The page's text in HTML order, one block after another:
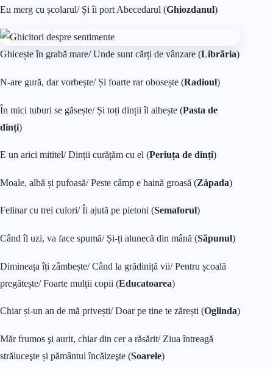
Eu merg cu școlarul/ Și îi port Abecedarul (Ghiozdanul)
Ghicește în grabă mare/ Unde sunt cărți de vânzare (Librăria)
N-are gură, dar vorbește/ Și foarte rar obosește (Radioul)
În mici tuburi se găsește/ Și toți dinții îi albește (Pasta de
dinți)
E un arici mititel/ Dinții curățăm cu el (Periuța de dinți)
Moale, albă și pufoasă/ Peste câmp e haină groasă (Zăpada)
Felinar cu trei culori/ Îi ajută pe pietoni (Semaforul)
Când îl uzi, va face spumă/ Și-ți alunecă din mână (Săpunul)
Dimineața îți zâmbește/ Când la grădiniță vii/ Pentru școală
pregătește/ Foarte mulții copii (Educatoarea)
Chiar și-un an de mă privești/ Doar pe tine te zărești (Oglinda)
Măr frumos şi aurit, chiar din cer a răsărit/ Ziua întreagă
străluceşte și pământul încălzeşte (Soarele)